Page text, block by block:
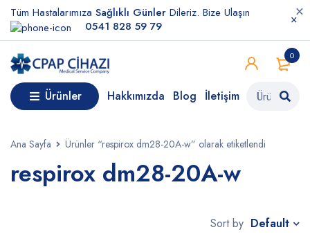
Tüm Hastalarımıza Sağlıklı Günler Dileriz. Bize Ulaşın
0541 828 59 79
0
Ürünler Hakkımızda Blog İletişim
Ana Sayfa Ürünler “respirox dm28-20A-w” olarak etiketlendi
respirox dm28-20A-w
Sort by Default